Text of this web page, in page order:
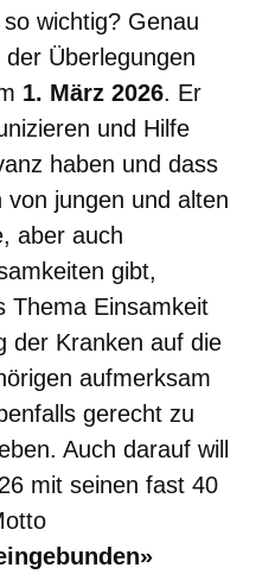
wichtig? Genau
Überlegungen
1. März 2026. Er
und Hilfe
haben und dass
jungen und alten
aber auch
gibt,
Thema Einsamkeit
der Kranken auf die
aufmerksam
gerecht zu
Auch darauf will
mit seinen fast 40